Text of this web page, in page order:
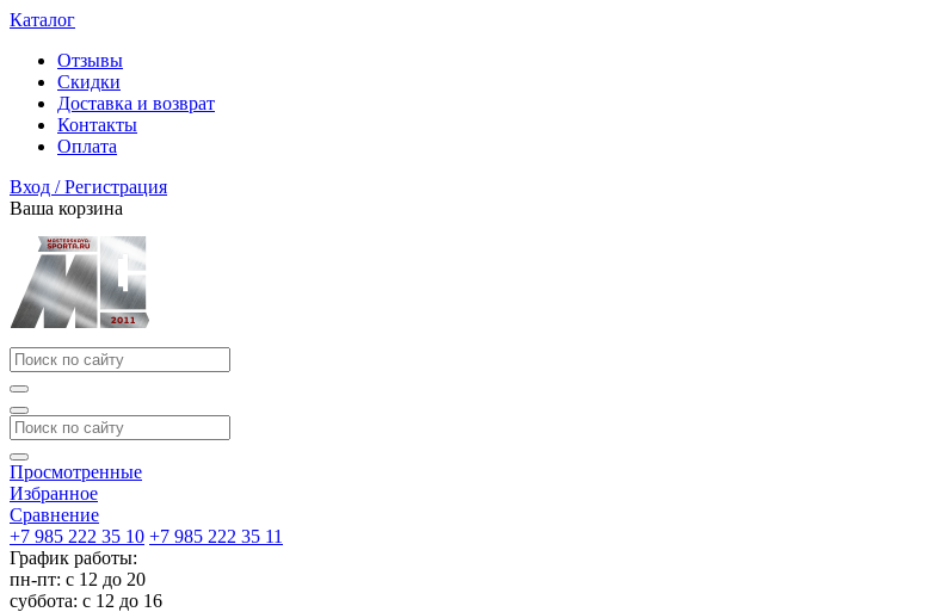
Каталог
Отзывы
Скидки
Доставка и возврат
Контакты
Оплата
Вход / Регистрация
Ваша корзина
Просмотренные
Избранное
Сравнение
+7 985 222 35 10 +7 985 222 35 11
График работы:
пн-пт: с 12 до 20
суббота: c 12 до 16